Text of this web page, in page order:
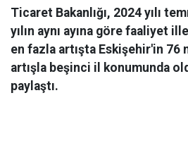
Ticaret Bakanlığı, 2024 yılı
yılın aynı ayına göre faaliyet
en fazla artışta Eskişehir'in 76
artışla beşinci il konumunda
paylaştı.